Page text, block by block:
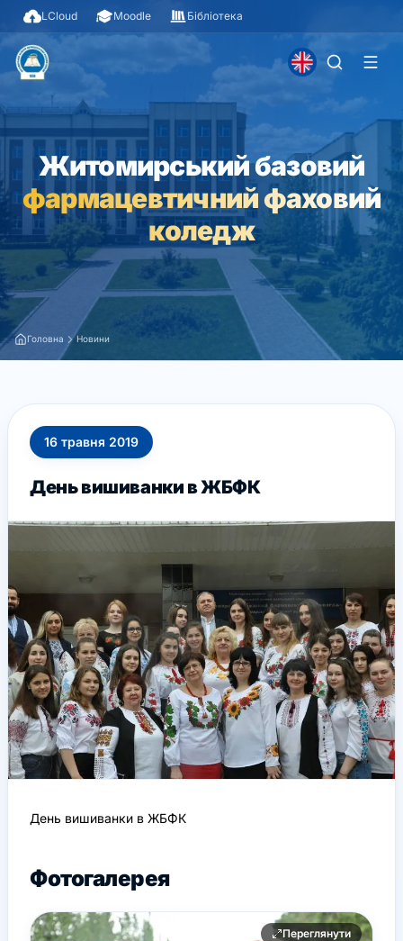
LCloud Moodle Бібліотека
Житомирський базовий
фармацевтичний фаховий
коледж
Головна Новини
16 травня 2019
День вишиванки в ЖБФК
День вишиванки в ЖБФК
Фотогалерея
Переглянути